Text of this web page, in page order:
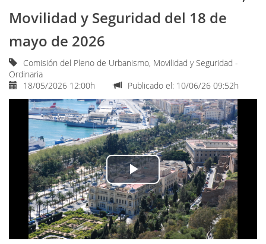
idioma
Movilidad y Seguridad del 18 de
mayo de 2026
Comisión del Pleno de Urbanismo, Movilidad y Seguridad -
Ordinaria
18/05/2026 12:00h
Publicado el: 10/06/26 09:52h
Play
Video